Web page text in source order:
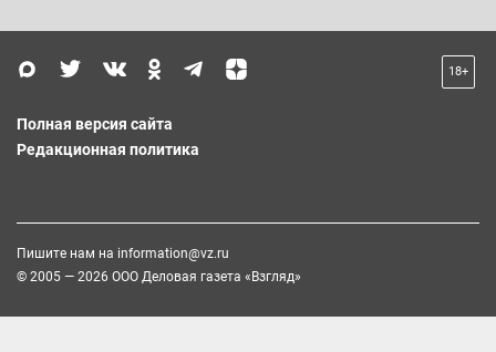
18+
Полная версия сайта
Редакционная политика
Пишите нам на information@vz.ru
© 2005 — 2026 ООО Деловая газета «Взгляд»